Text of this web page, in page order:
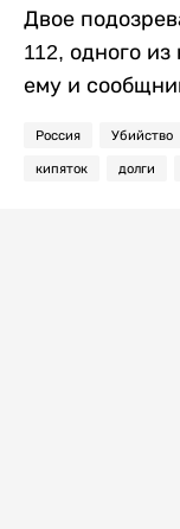
Двое
112, одного
ему и
Россия Убийство
кипяток долги